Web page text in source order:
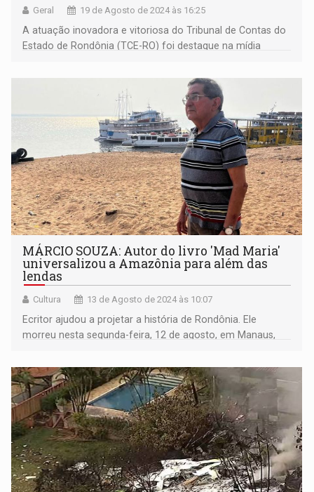
Geral 19 de Agosto de 2024 às 16:25
A atuação inovadora e vitoriosa do Tribunal de Contas do
Estado de Rondônia (TCE-RO) foi destaque na mídia
MÁRCIO SOUZA: Autor do livro 'Mad Maria'
universalizou a Amazônia para além das
lendas
Cultura 13 de Agosto de 2024 às 10:07
Ecritor ajudou a projetar a história de Rondônia. Ele
morreu nesta segunda-feira, 12 de agosto, em Manaus,